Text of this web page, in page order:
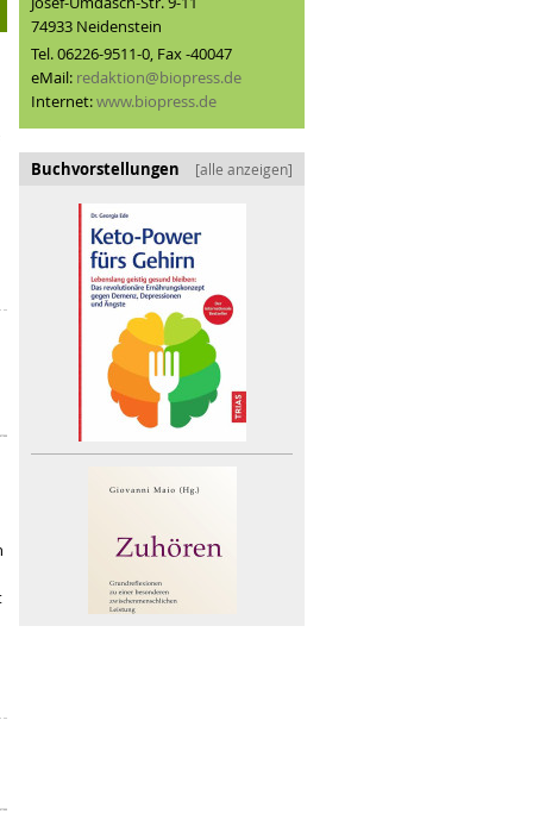
74933 Neidenstein
Tel. 06226-9511-0, Fax -40047
eMail: redaktion@biopress.de
Internet:www.biopress.de
Buchvorstellungen [alle anzeigen]